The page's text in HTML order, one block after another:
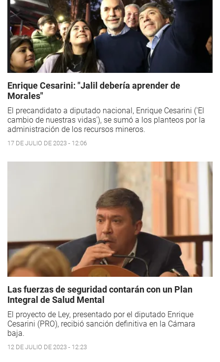
Enrique Cesarini: "Jalil debería aprender de
Morales"
El precandidato a diputado nacional, Enrique Cesarini ('El
cambio de nuestras vidas'), se sumó a los planteos por la
administración de los recursos mineros.
17 DE JULIO DE 2023 - 12:06
Las fuerzas de seguridad contarán con un Plan
Integral de Salud Mental
El proyecto de Ley, presentado por el diputado Enrique
Cesarini (PRO), recibió sanción definitiva en la Cámara
baja.
12 DE JULIO DE 2023 - 12:23